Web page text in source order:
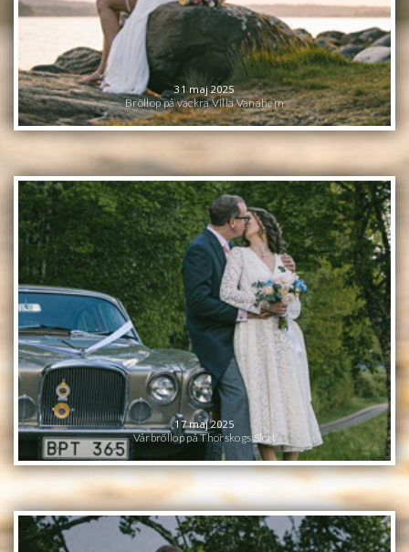
31 maj 2025
Bröllop på vackra Villa Vanahem
17 maj 2025
Vårbröllop på Thorskogs Slott